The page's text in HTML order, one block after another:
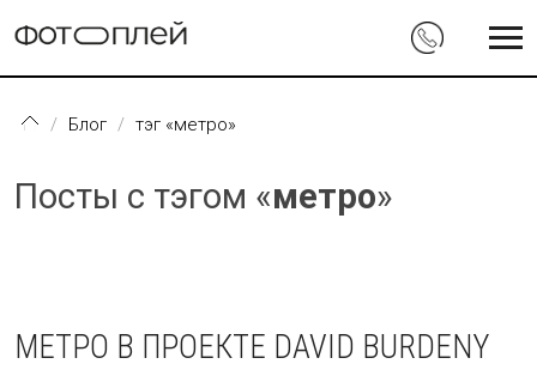
Блог тэг «метро»
Посты с тэгом «метро»
МЕТРО В ПРОЕКТЕ DAVID BURDENY